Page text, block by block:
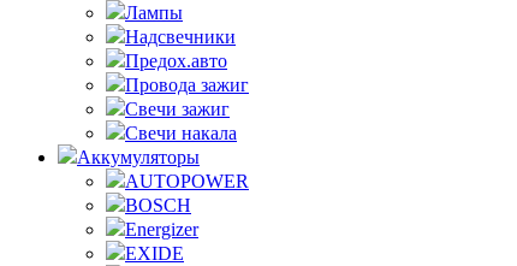
Лампы
Надсвечники
Предох.авто
Провода зажиг
Свечи зажиг
Свечи накала
Аккумуляторы
AUTOPOWER
BOSCH
Energizer
EXIDE